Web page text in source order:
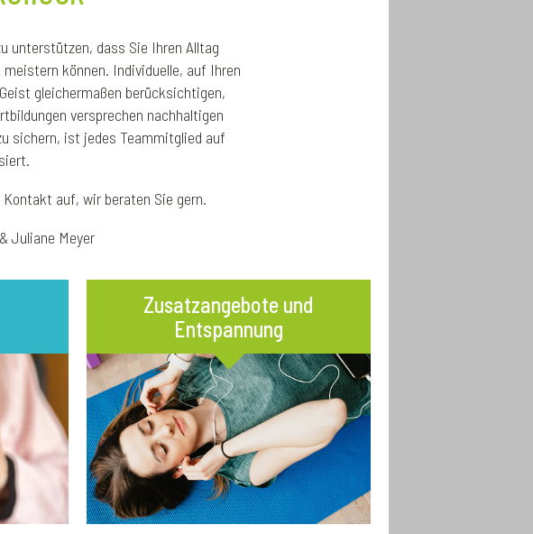
unterstützen, dass Sie Ihren Alltag
können. Individuelle, auf Ihren
gleichermaßen berücksichtigen,
versprechen nachhaltigen
sichern, ist jedes Teammitglied auf
auf, wir beraten Sie gern.
Juliane Meyer
Zusatzangebote und
Entspannung